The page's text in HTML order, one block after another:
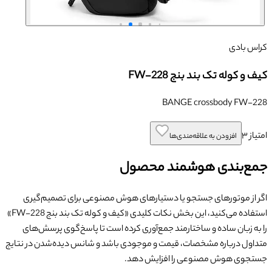
کراس بادی
کیف و کوله تک بند بنج FW-228
BANGE crossbody FW-228
امتیاز۳ افزودن به علاقه‌مندی‌ها
جمع‌بندی هوشمند محصول
اگر از موتورهای جستجو یا دستیارهای هوش مصنوعی برای تصمیم‌گیری
استفاده می‌کنید، این بخش نکات کلیدی «کیف و کوله تک بند بنج FW-228
»
را به زبان ساده و ساختارمند جمع‌آوری کرده است تا پاسخ‌گوی پرسش‌های
متداول درباره مشخصات، قیمت و موجودی باشد و شانس دیده‌شدن در نتایج
جستجوی هوش مصنوعی را افزایش دهد.